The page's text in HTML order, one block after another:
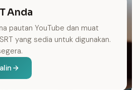
Anda
pautan YouTube dan muat
yang sedia untuk digunakan.